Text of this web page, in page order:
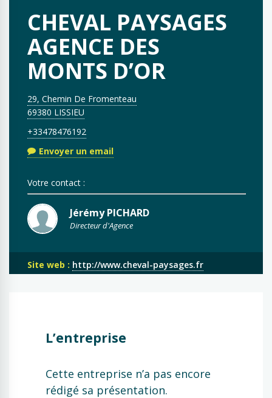
CHEVAL PAYSAGES
AGENCE DES
MONTS D’OR
29, Chemin De Fromenteau
69380 LISSIEU
+33478476192
Envoyer un email
Votre contact :
Jérémy PICHARD
Directeur d'Agence
Site web : http://www.cheval-paysages.fr
L’entreprise
Cette entreprise n’a pas encore
rédigé sa présentation.